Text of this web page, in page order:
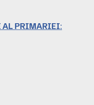
AL PRIMARIEI: